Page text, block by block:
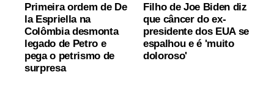
Primeira ordem de De
la Espriella na
Colômbia desmonta
legado de Petro e
pega o petrismo de
surpresa
Filho de Joe Biden diz
que câncer do ex-
presidente dos EUA se
espalhou e é 'muito
doloroso'